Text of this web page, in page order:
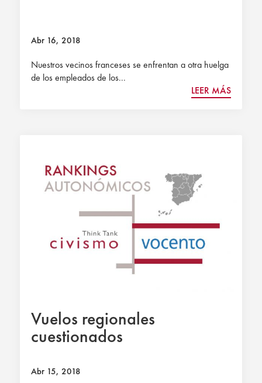
Abr 16, 2018
Nuestros vecinos franceses se enfrentan a otra huelga
de los empleados de los...
LEER MÁS
Vuelos regionales
cuestionados
Abr 15, 2018